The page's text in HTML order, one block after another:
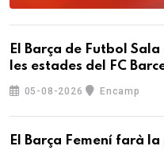
El Barça de Futbol
les estades del FC
05-08-2026 Encamp
El Barça Femení farà